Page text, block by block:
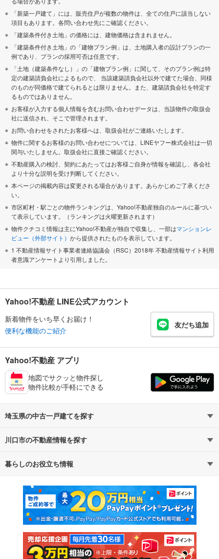
「新築一戸建て」には、販売住戸が複数の物件は、全ての住戸に該当しない
項目もあります。各問い合わせ先にご確認ください。
「建築条件付き土地」の価格には、建物価格は含まれません。
「建築条件付き土地」の「建物プラン例」は、土地購入者の設計プランの一
例であり、プランの採用可否は任意です。
「土地（建築条件なし）」の「建物プラン例」に関して、そのプラン例は特
定の建築請負会社によるもので、 当該建築請負会社以外で建てた場合、同様
のものが同価格で建てられるとは限りません。また、建築請負会社を特定す
るものではありません。
お客様が入力する個人情報を含むお問い合わせデータは、当該物件の取扱会
社に送信され、そこで管理されます。
お問い合わせをされたお客様へは、取扱会社がご連絡いたします。
物件に関するお客様のお問い合わせについては、LINEヤフー株式会社は一切
関与いたしません。取扱会社に直接ご確認ください。
不動産購入の検討、契約にあたってはお客様ご自身が情報を確認し、各会社
より十分な説明を受け判断してください。
本ページの掲載内容は変更される場合があります。あらかじめご了承くださ
い。
市区町村・駅ごとの物件ランキングは、Yahoo!不動産独自のルールに基づい
て表示しています。（ランキングは火曜更新されます）
物件クチコミ情報は主にYahoo!不動産が独自で収集し、一部はマンションレ
ビュー（外部サイト） から提供されたものを表示しています。
1 不動産情報サイト事業者連絡協議会（RSC）2018年 不動産情報サイト利用
者意識アンケートより引用しました。
Yahoo!不動産 LINE公式アカウント
新着物件をいち早くお届け！
便利な機能のご紹介
友だち追加
Yahoo!不動産 アプリ
地図でサクッと物件探し
物件比較が手軽にできる
埼玉県の中古一戸建てを探す
路線・駅から探す
通勤・通学時間から探す
川口市の不動産情報を探す
不動産・住宅
新築マンション 中古マンション
新築一戸建て 中古一戸建て
注文住宅 土地
暮らしのお役立ち情報
マンションカタログ 教えて！住まいの先生